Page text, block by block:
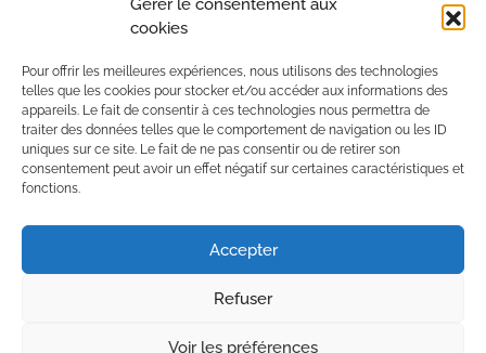
Gérer le consentement aux
cookies
Pour offrir les meilleures expériences, nous utilisons des technologies
telles que les cookies pour stocker et/ou accéder aux informations des
appareils. Le fait de consentir à ces technologies nous permettra de
traiter des données telles que le comportement de navigation ou les ID
uniques sur ce site. Le fait de ne pas consentir ou de retirer son
consentement peut avoir un effet négatif sur certaines caractéristiques et
fonctions.
Accepter
Refuser
Voir les préférences
L'aventure du vivant
La Mission Locale de l'agglomération mancelle
La région Pays de la Loire
PRH - Pôle Régional du Handicap
Superforma